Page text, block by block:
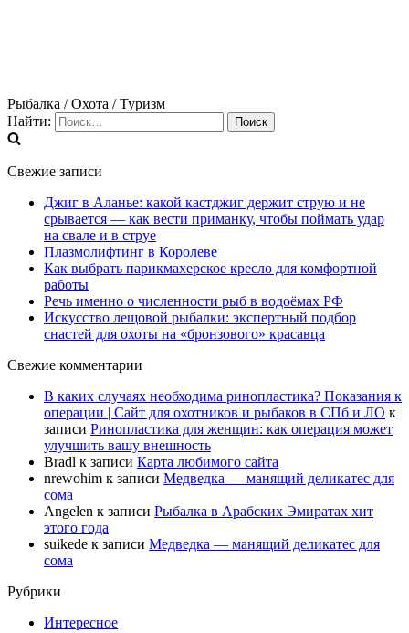
Рыбалка / Охота / Туризм
Найти:
Свежие записи
Джиг в Аланье: какой кастджиг держит струю и не
срывается — как вести приманку, чтобы поймать удар
на свале и в струе
Плазмолифтинг в Королеве
Как выбрать парикмахерское кресло для комфортной
работы
Речь именно о численности рыб в водоёмах РФ
Искусство лещовой рыбалки: экспертный подбор
снастей для охоты на «бронзового» красавца
Свежие комментарии
В каких случаях необходима ринопластика? Показания к
операции | Сайт для охотников и рыбаков в СПб и ЛО к
записи Ринопластика для женщин: как операция может
улучшить вашу внешность
Bradl к записи Карта любимого сайта
nrewohim к записи Медведка — манящий деликатес для
сома
Angelen к записи Рыбалка в Арабских Эмиратах хит
этого года
suikede к записи Медведка — манящий деликатес для
сома
Рубрики
Интересное